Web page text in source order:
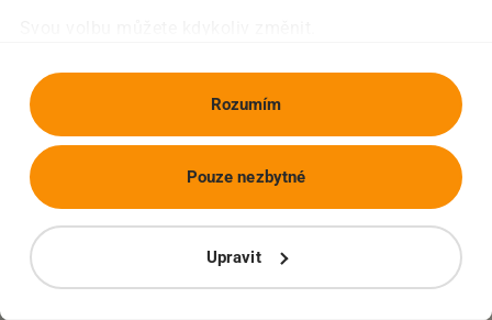
Rozumím
Upravit
Pouze nezbytné